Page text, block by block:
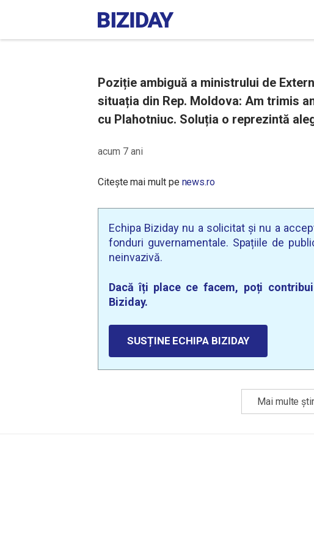
Poziție ambiguă a ministrului de
situația din Rep. Moldova: Am trimis
cu Plahotniuc. Soluția o reprezintă
acum 7 ani
Citește mai mult pe news.ro
Echipa Biziday nu a solicitat și nu a
fonduri guvernamentale. Spațiile de
neinvazivă.
Dacă îți place ce facem, poți
Biziday.
SUSȚINE ECHIPA BIZIDAY
Mai multe